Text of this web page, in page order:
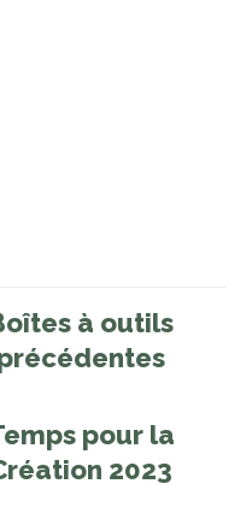
à outils
pour la
2023